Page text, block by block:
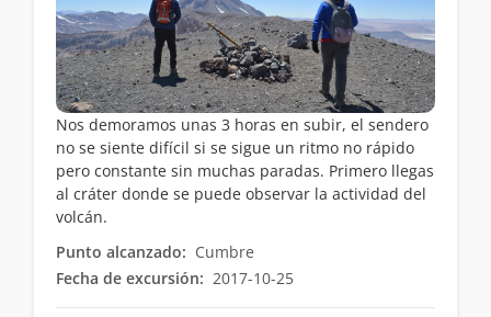
Nos demoramos unas 3 horas en subir, el sendero
no se siente difícil si se sigue un ritmo no rápido
pero constante sin muchas paradas. Primero llegas
al cráter donde se puede observar la actividad del
volcán.
Punto alcanzado: Cumbre
Fecha de excursión: 2017-10-25